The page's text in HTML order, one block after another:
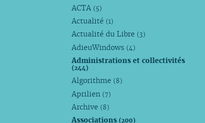
ACTA (5)
Actualité (1)
Actualité du Libre (3)
AdieuWindows (4)
Administrations et collectivités
(244)
Algorithme (8)
Aprilien (7)
Archive (8)
Associations(200)